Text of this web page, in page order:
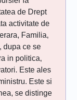
de Drept
activitate de
Familia,
dupa ce se
in politica,
Este ales
Este si
se distinge